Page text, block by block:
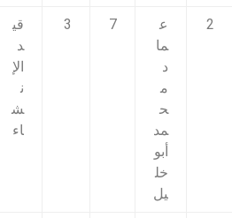
2
ع
ما
د
م
ح
مد
أبو
خل
يل
7
3
قي
د
الإ
ن
ش
اء